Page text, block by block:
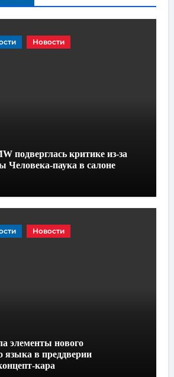
Новости
подверглась критике из-за
Человека-паука в салоне
Новости
элементы нового
языка в преддверии
кара